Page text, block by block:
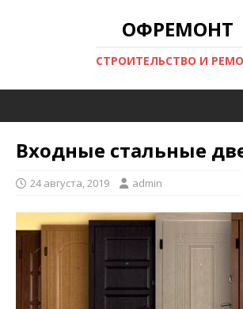
ОФРЕМОНТ
СТРОИТЕЛЬСТВО И
Входные стальные
24 августа, 2019 admin